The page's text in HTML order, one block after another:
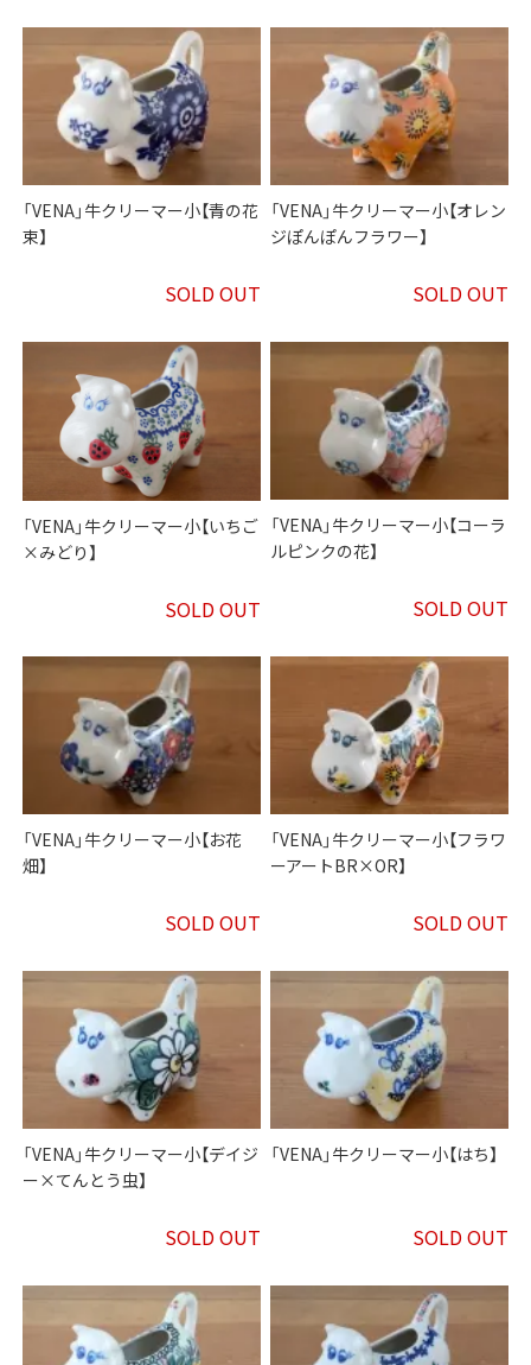
「VENA」牛クリーマー小【青の花
束】
SOLD OUT
「VENA」牛クリーマー小【オレン
ジぽんぽんフラワー】
SOLD OUT
「VENA」牛クリーマー小【いちご
×みどり】
SOLD OUT
「VENA」牛クリーマー小【コーラ
ルピンクの花】
SOLD OUT
「VENA」牛クリーマー小【お花
畑】
SOLD OUT
「VENA」牛クリーマー小【フラワ
ーアートBR×OR】
SOLD OUT
「VENA」牛クリーマー小【デイジ
ー×てんとう虫】
SOLD OUT
「VENA」牛クリーマー小【はち】
SOLD OUT